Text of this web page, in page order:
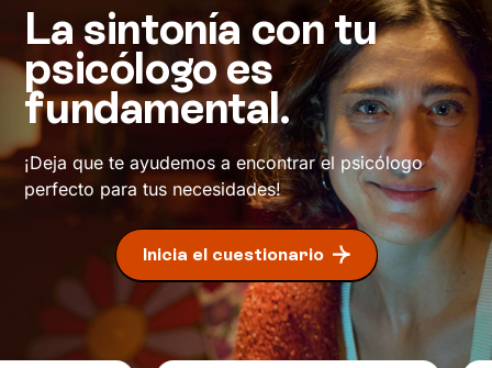
La sintonía con tu
psicólogo es
fundamental.
¡Deja que te ayudemos a encontrar el psicólogo
perfecto para tus necesidades!
Inicia el cuestionario